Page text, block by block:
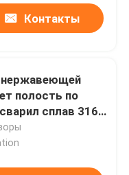
Контакты
нержавеющей
полость по
сплав 316